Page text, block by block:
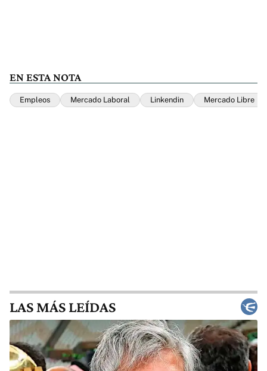
EN ESTA NOTA
Empleos Mercado Laboral Linkendin Mercado Libre
LAS MÁS LEÍDAS